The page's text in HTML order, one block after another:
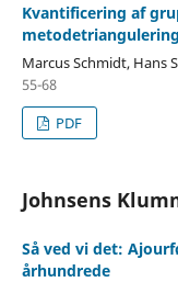
Kvantificering af
Marcus Schmidt, Hans
55-68
PDF
Johnsens
Så ved vi det:
århundrede